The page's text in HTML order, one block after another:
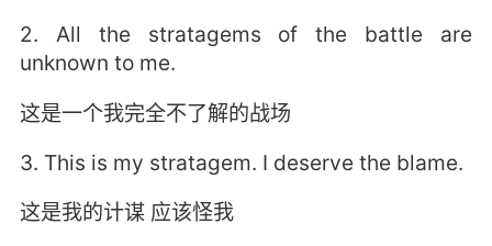
2. All the stratagems of the battle are
unknown to me.
这是一个我完全不了解的战场
3. This is my stratagem. I deserve the blame.
这是我的计谋 应该怪我